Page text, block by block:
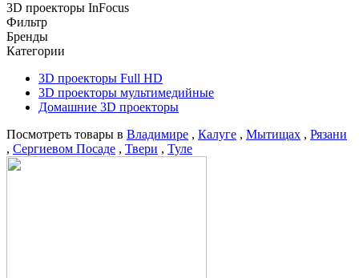
3D проекторы InFocus
Фильтр
Бренды
Категории
3D проекторы Full HD
3D проекторы мультимедийные
Домашние 3D проекторы
Посмотреть товары в Владимире , Калуге , Мытищах , Рязани
, Сергиевом Посаде , Твери , Туле